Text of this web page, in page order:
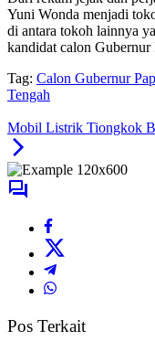
Yuni Wonda menjadi
di antara tokoh lainnya
kandidat calon
Tag: Calon Gubernur
Tengah
Mobil Listrik Tiongkok
Pos Terkait